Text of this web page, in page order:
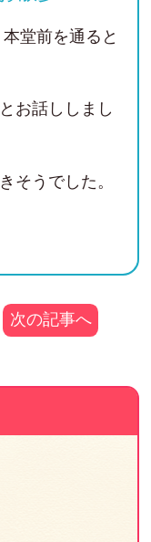
本堂前を通ると
お話ししまし
そうでした。
次の記事へ